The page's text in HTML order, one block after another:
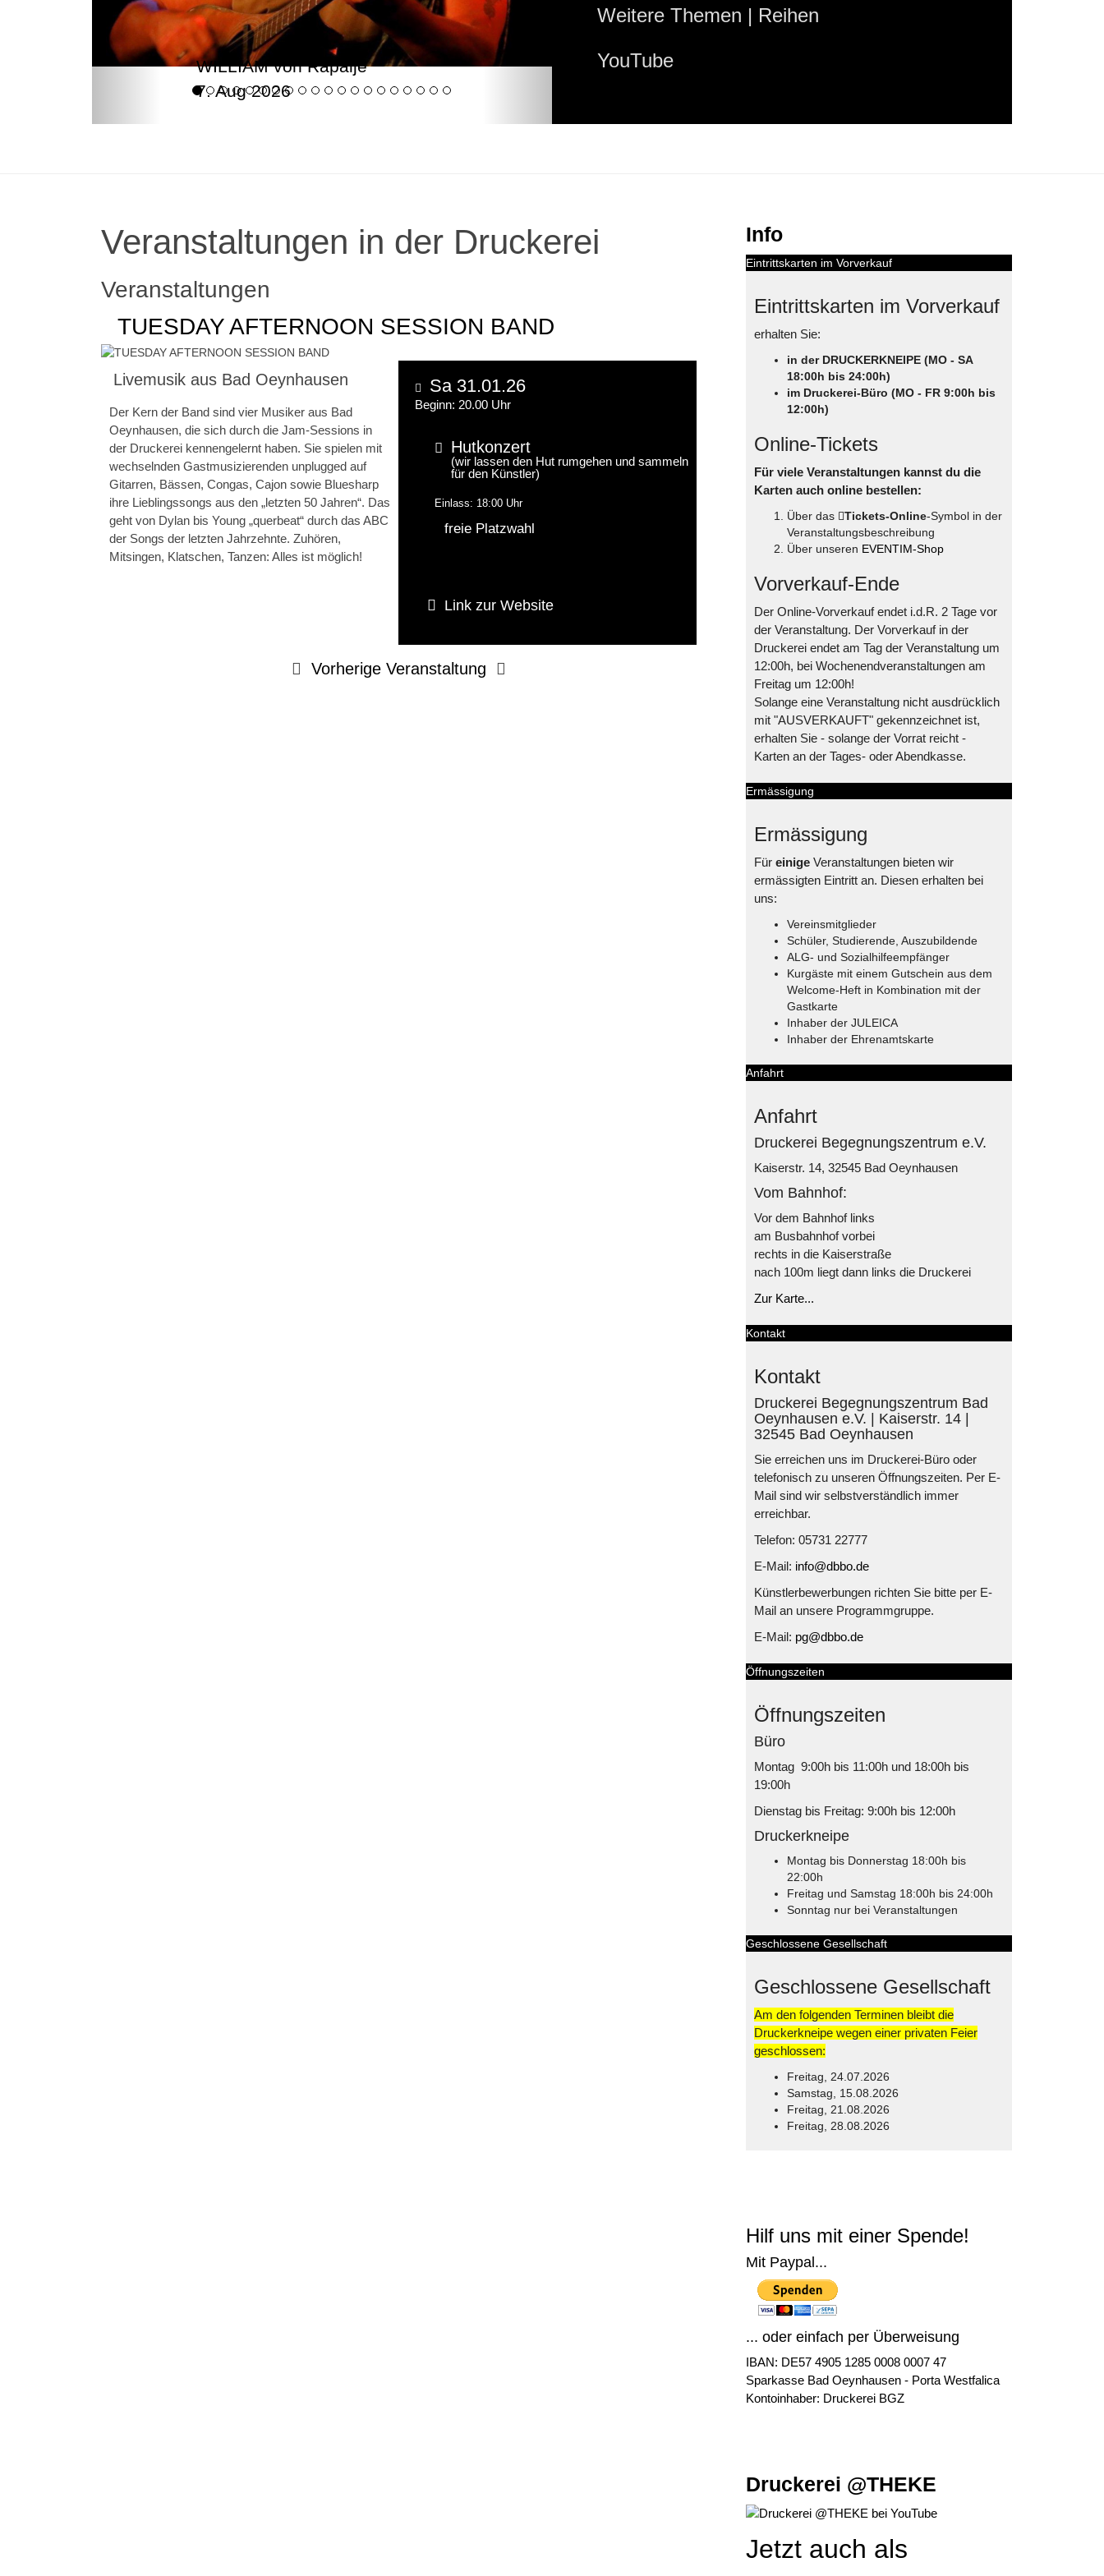
WILLIAM von Rapalje
7. Aug 2026
Weitere Themen | Reihen
YouTube
Veranstaltungen in der Druckerei
Veranstaltungen
TUESDAY AFTERNOON SESSION BAND
Livemusik aus Bad Oeynhausen
Der Kern der Band sind vier Musiker aus Bad
Oeynhausen, die sich durch die Jam-Sessions in
der Druckerei kennengelernt haben. Sie spielen mit
wechselnden Gastmusizierenden unplugged auf
Gitarren, Bässen, Congas, Cajon sowie Bluesharp
ihre Lieblingssongs aus den „letzten 50 Jahren“. Das
geht von Dylan bis Young „querbeat“ durch das ABC
der Songs der letzten Jahrzehnte. Zuhören,
Mitsingen, Klatschen, Tanzen: Alles ist möglich!
Sa 31.01.26
Beginn: 20.00 Uhr
Hutkonzert
(wir lassen den Hut rumgehen und sammeln
für den Künstler)
Einlass: 18:00 Uhr
freie Platzwahl
Link zur Website
Vorherige Veranstaltung
Info
Eintrittskarten im Vorverkauf
Eintrittskarten im Vorverkauf
erhalten Sie:
in der DRUCKERKNEIPE (MO - SA
18:00h bis 24:00h)
im Druckerei-Büro (MO - FR 9:00h bis
12:00h)
Online-Tickets
Für viele Veranstaltungen kannst du die
Karten auch online bestellen:
Über das Tickets-Online-Symbol in der
Veranstaltungsbeschreibung
Über unseren EVENTIM-Shop
Vorverkauf-Ende
Der Online-Vorverkauf endet i.d.R. 2 Tage vor
der Veranstaltung. Der Vorverkauf in der
Druckerei endet am Tag der Veranstaltung um
12:00h, bei Wochenendveranstaltungen am
Freitag um 12:00h!
Solange eine Veranstaltung nicht ausdrücklich
mit "AUSVERKAUFT" gekennzeichnet ist,
erhalten Sie - solange der Vorrat reicht -
Karten an der Tages- oder Abendkasse.
Ermässigung
Ermässigung
Für einigeVeranstaltungen bieten wir
ermässigten Eintritt an. Diesen erhalten bei
uns:
Vereinsmitglieder
Schüler, Studierende, Auszubildende
ALG- und Sozialhilfeempfänger
Kurgäste mit einem Gutschein aus dem
Welcome-Heft in Kombination mit der
Gastkarte
Inhaber der JULEICA
Inhaber der Ehrenamtskarte
Anfahrt
Anfahrt
Druckerei Begegnungszentrum e.V.
Kaiserstr. 14, 32545 Bad Oeynhausen
Vom Bahnhof:
Vor dem Bahnhof links
am Busbahnhof vorbei
rechts in die Kaiserstraße
nach 100m liegt dann links die Druckerei
Zur Karte...
Kontakt
Kontakt
Druckerei Begegnungszentrum Bad
Oeynhausen e.V. | Kaiserstr. 14 |
32545 Bad Oeynhausen
Sie erreichen uns im Druckerei-Büro oder
telefonisch zu unseren Öffnungszeiten. Per E-
Mail sind wir selbstverständlich immer
erreichbar.
Telefon: 05731 22777
E-Mail: info@dbbo.de
Künstlerbewerbungen richten Sie bitte per E-
Mail an unsere Programmgruppe.
E-Mail: pg@dbbo.de
Öffnungszeiten
Öffnungszeiten
Büro
Montag 9:00h bis 11:00h und 18:00h bis
19:00h
Dienstag bis Freitag: 9:00h bis 12:00h
Druckerkneipe
Montag bis Donnerstag 18:00h bis
22:00h
Freitag und Samstag 18:00h bis 24:00h
Sonntag nur bei Veranstaltungen
Geschlossene Gesellschaft
Geschlossene Gesellschaft
Am den folgenden Terminen bleibt die
Druckerkneipe wegen einer privaten Feier
geschlossen:
Freitag, 24.07.2026
Samstag, 15.08.2026
Freitag, 21.08.2026
Freitag, 28.08.2026
Hilf uns mit einer Spende!
Mit Paypal...
... oder einfach per Überweisung
IBAN: DE57 4905 1285 0008 0007 47
Sparkasse Bad Oeynhausen - Porta Westfalica
Kontoinhaber: Druckerei BGZ
Druckerei @THEKE
Jetzt auch als